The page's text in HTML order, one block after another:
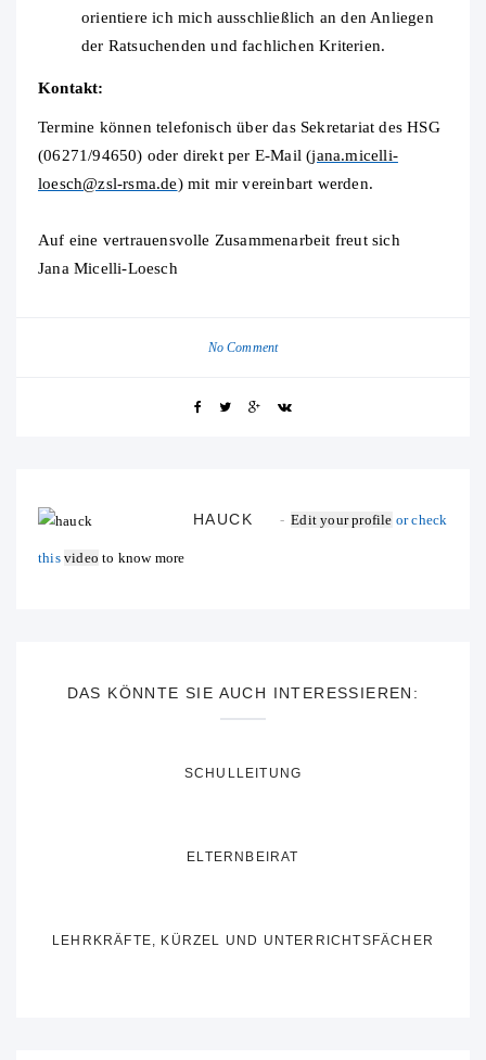
orientiere ich mich ausschließlich an den Anliegen
der Ratsuchenden und fachlichen Kriterien.
Kontakt:
Termine können telefonisch über das Sekretariat des HSG
(06271/94650) oder direkt per E-Mail (jana.micelli-
loesch@zsl-rsma.de) mit mir vereinbart werden.
Auf eine vertrauensvolle Zusammenarbeit freut sich
Jana Micelli-Loesch
No Comment
HAUCK Edit your profile or check
this video to know more
DAS KÖNNTE SIE AUCH INTERESSIEREN:
SCHULLEITUNG
ELTERNBEIRAT
LEHRKRÄFTE, KÜRZEL UND UNTERRICHTSFÄCHER